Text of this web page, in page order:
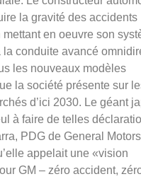
la gravité des accidents
mettant en oeuvre son
la conduite avancé
les nouveaux modèles
la société présente sur
d’ici 2030. Le géant
à faire de telles
PDG de General
appelait une «vision
GM – zéro accident,